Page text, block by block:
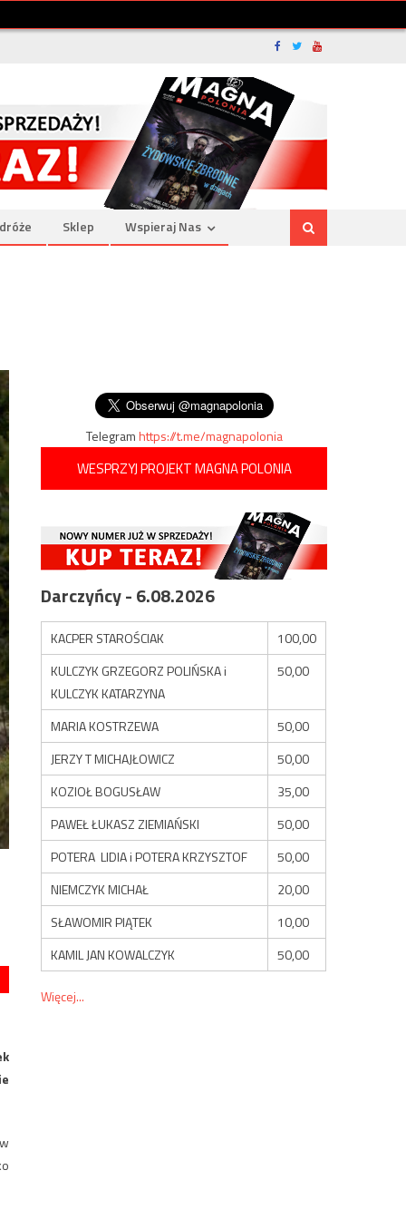
Sklep Wspieraj Nas
Telegramhttps://t.me/magnapolonia
WESPRZYJ PROJEKT MAGNA POLONIA
Darczyńcy - 6.08.2026
KACPER STAROŚCIAK
100,00
KULCZYK GRZEGORZ POLIŃSKA i
KULCZYK KATARZYNA
50,00
MARIA KOSTRZEWA
50,00
JERZY T MICHAJŁOWICZ
50,00
KOZIOŁ BOGUSŁAW
35,00
PAWEŁ ŁUKASZ ZIEMIAŃSKI
50,00
POTERA LIDIA i POTERA KRZYSZTOF
50,00
NIEMCZYK MICHAŁ
20,00
SŁAWOMIR PIĄTEK
10,00
KAMIL JAN KOWALCZYK
50,00
Więcej...